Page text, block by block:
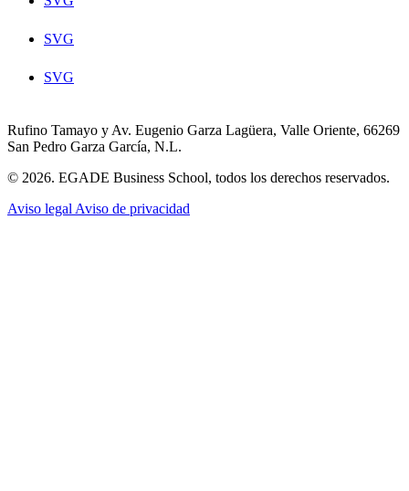
SVG
SVG
Rufino Tamayo y Av. Eugenio Garza Lagüera, Valle Oriente, 66269
San Pedro Garza García, N.L.
© 2026. EGADE Business School, todos los derechos reservados.
Aviso legal Aviso de privacidad